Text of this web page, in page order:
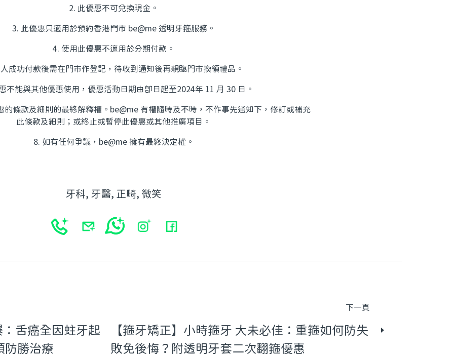
2. 此優惠不可兌換現金。
3. 此優惠只適用於預約香港門市 be@me 透明牙箍服務。
4. 使用此優惠不適用於分期付款。
成功付款後需在門市作登記，待收到通知後再親臨門市換領禮品。
不能與其他優惠使用，優惠活動日期由即日起至2024年 11 月 30 日。
的條款及細則的最終解釋權。be@me 有權隨時及不時，不作事先通知下，修訂或補充
此條款及細則；或終止或暫停此優惠或其他推廣項目。
8. 如有任何爭議，be@me 擁有最終決定權。
牙科, 牙醫, 正畸, 微笑
舌癌全因蛀牙起
防勝治療
下一頁
【箍牙矯正】小時箍牙 大未必佳：重箍如何防失
敗免後悔？附透明牙套二次翻箍優惠